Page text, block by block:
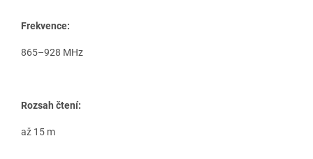
Frekvence:
865–928 MHz
Rozsah čtení:
až 15 m